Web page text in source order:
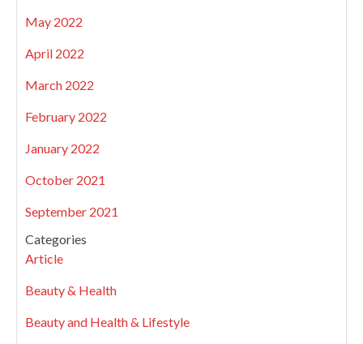
May 2022
April 2022
March 2022
February 2022
January 2022
October 2021
September 2021
Categories
Article
Beauty & Health
Beauty and Health & Lifestyle